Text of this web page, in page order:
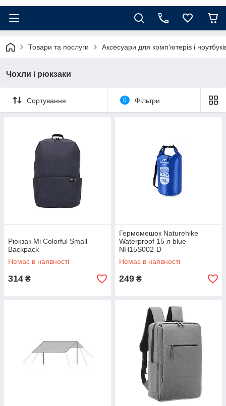
Товари та послуги Аксесуари для комп'ютерів і
Чохли і рюкзаки
Сортування 0 Фільтри
Рюкзак Mi Colorful Small
Backpack
Немає в наявності
314 ₴
Гермомешок Naturehike
Waterproof 15 л blue
NH15S002-D
Немає в наявності
249 ₴